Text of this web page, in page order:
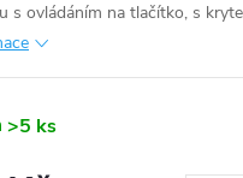
s ovládáním na tlačítko, s
>5 ks